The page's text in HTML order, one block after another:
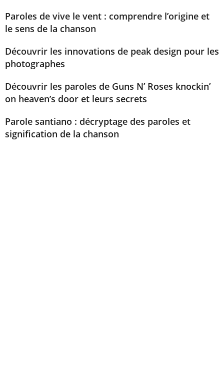
Paroles de vive le vent : comprendre l’origine et
le sens de la chanson
Découvrir les innovations de peak design pour les
photographes
Découvrir les paroles de Guns N’ Roses knockin’
on heaven’s door et leurs secrets
Parole santiano : décryptage des paroles et
signification de la chanson